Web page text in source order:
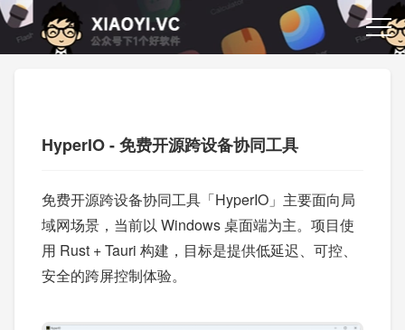
HyperIO - 免费开源跨设备协同工具
免费开源跨设备协同工具「HyperIO」主要面向局
域网场景，当前以 Windows 桌面端为主。项目使
用 Rust + Tauri 构建，目标是提供低延迟、可控、
安全的跨屏控制体验。